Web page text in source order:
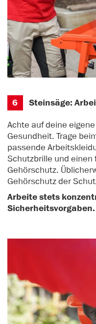
6 Steinsäge:
Achte auf deine
Gesundheit. Trage
passende
Schutzbrille und einen
Gehörschutz.
Gehörschutz der
Arbeite stets
Sicherheitsvorgaben.